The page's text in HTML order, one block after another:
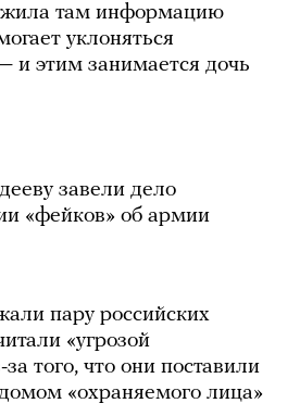
там информацию
уклоняться
и этим занимается дочь
завели дело
«фейков» об армии
пару российских
«угрозой
того, что они поставили
«охраняемого лица»